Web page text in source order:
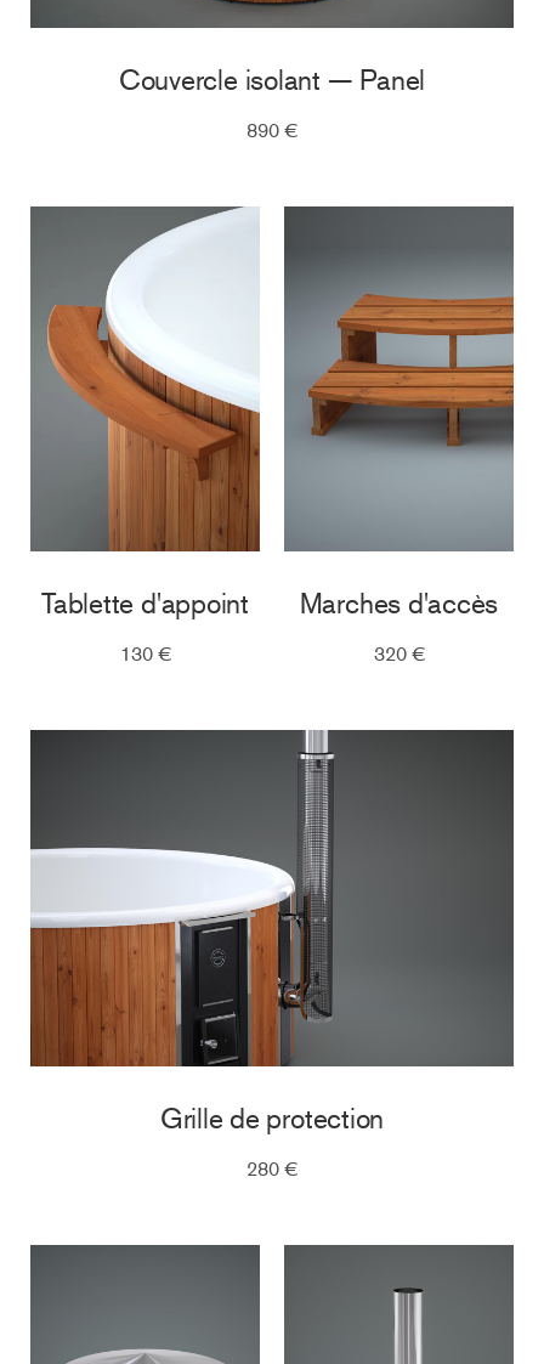
Couvercle isolant — Panel
890 €
Tablette d'appoint
130 €
Marches d'accès
320 €
Grille de protection
280 €